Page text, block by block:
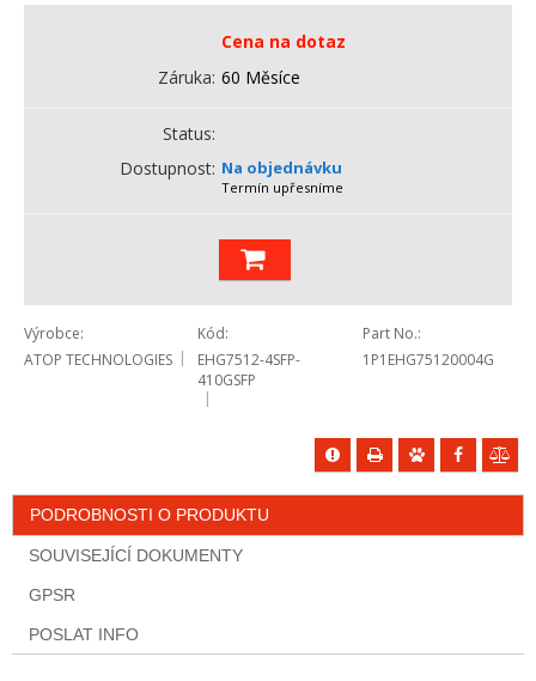
Cena na dotaz
Záruka 60 Měsíce
Status
Dostupnost Na objednávku
Termín upřesníme
Výrobce
ATOP TECHNOLOGIES
Kód
EHG7512-4SFP-
410GSFP
Part No.
1P1EHG75120004G
PODROBNOSTI O PRODUKTU
SOUVISEJÍCÍ DOKUMENTY
GPSR
POSLAT INFO